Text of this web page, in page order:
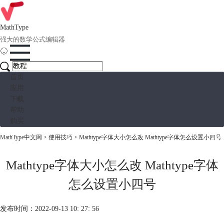
MathType
强大的数学公式编辑器
MathType中文网 > 使用技巧 > Mathtype字体大小怎么改 Mathtype字体怎么设置小四号
Mathtype字体大小怎么改 Mathtype字体
怎么设置小四号
发布时间：2022-09-13 10: 27: 56